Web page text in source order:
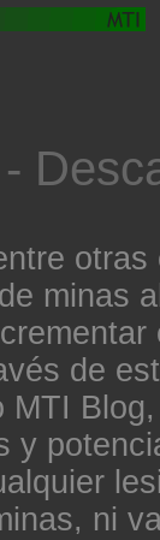
minas
de
MTI
y
ni